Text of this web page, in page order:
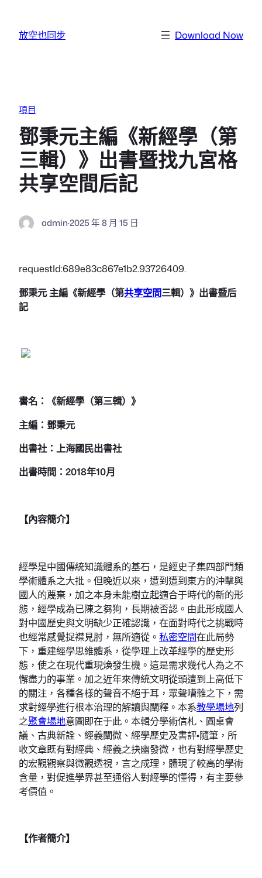
放空也同步 Download Now
項目
鄧秉元主編《新經學（第
三輯）》出書暨找九宮格
共享空間后記
admin·2025 年 8 月 15 日
requestId:689e83c867e1b2.93726409.
鄧秉元 主編《新經學（第共享空間三輯）》出書暨后
記
書名：《新經學（第三輯）》
主編：鄧秉元
出書社：上海國民出書社
出書時間：2018年10月
【內容簡介】
經學是中國傳統知識體系的基石，是經史子集四部門類
學術體系之大批。但晚近以來，遭到遭到東方的沖擊與
國人的蔑棄，加之本身未能樹立起適合于時代的新的形
態，經學成為已陳之芻狗，長期被否認。由此形成國人
對中國歷史與文明缺少正確認識，在面對時代之挑戰時
也經常感覺捉襟見肘，無所適從。 私密空間在此局勢
下，重建經學思維體系，從學理上改革經學的歷史形
態，使之在現代重現煥發生機。這是需求幾代人為之不
懈盡力的事業。加之近年來傳統文明從頭遭到上高低下
的關注，各種各樣的聲音不絕于耳，眾聲嘈雜之下，需
求對經學進行根本治理的解讀與闡釋。本系教學場地列
之聚會場地意圖即在于此。本輯分學術信札、圓桌會
議、古典新詮、經義闡微、經學歷史及書評•隨筆，所
收文章既有對經典、經義之抉幽發微，也有對經學歷史
的宏觀觀察與微觀透視，言之成理，體現了較高的學術
含量，對促進學界甚至通俗人對經學的懂得，有主要參
考價值。
【作者簡介】